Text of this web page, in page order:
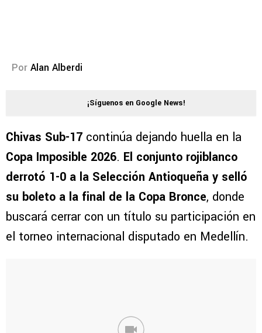
Por Alan Alberdi
¡Síguenos en Google News!
Chivas Sub-17 continúa dejando huella en la
Copa Imposible 2026. El conjunto rojiblanco
derrotó 1-0 a la Selección Antioqueña y selló
su boleto a la final de la Copa Bronce, donde
buscará cerrar con un título su participación en
el torneo internacional disputado en Medellín.